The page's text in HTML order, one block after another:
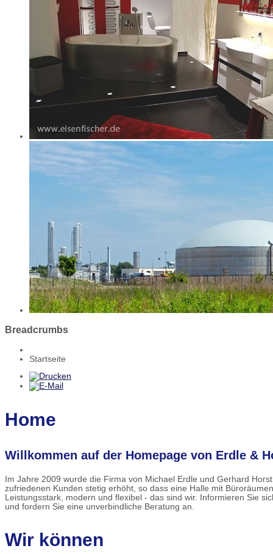
Breadcrumbs
Startseite
Home
Willkommen auf der Homepage von Erdle &
Im Jahre 2009 wurde die Firma von Michael Erdle und Gerhard
zufriedenen Kunden stetig erhöht, so dass eine Halle mit
Leistungsstark, modern und flexibel - das sind wir. Informieren Sie
und fordern Sie eine unverbindliche Beratung an.
Wir können